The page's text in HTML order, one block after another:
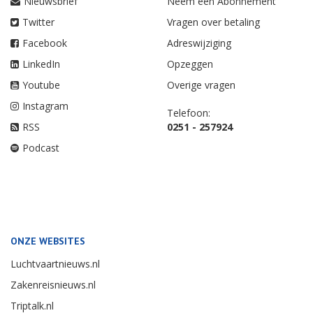
Twitter
Facebook
LinkedIn
Youtube
Instagram
RSS
Podcast
Vragen over betaling
Adreswijziging
Opzeggen
Overige vragen
Telefoon:
0251 - 257924
ONZE WEBSITES
Luchtvaartnieuws.nl
Zakenreisnieuws.nl
Triptalk.nl